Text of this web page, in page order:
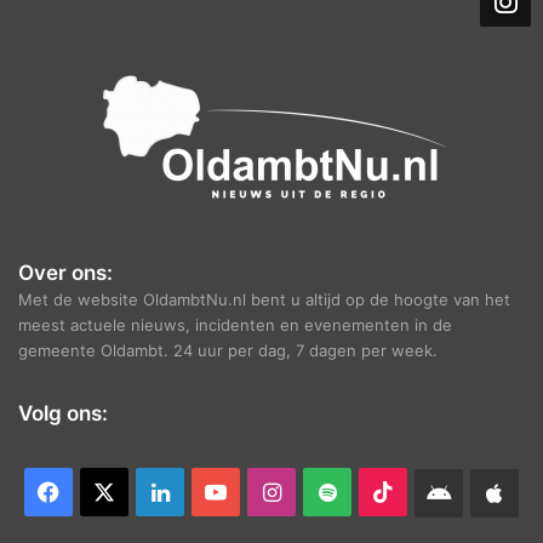
Over ons:
Met de website OldambtNu.nl bent u altijd op de hoogte van het
meest actuele nieuws, incidenten en evenementen in de
gemeente Oldambt. 24 uur per dag, 7 dagen per week.
Volg ons:
Facebook LinkedInYouTubeInstagram
Spotify TikTokAndroid